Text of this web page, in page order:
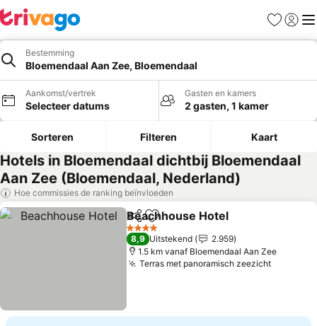
Favorieten
Bestemming
Bloemendaal Aan Zee, Bloemendaal
Aankomst/vertrek
Selecteer datums
Gasten en kamers
2 gasten, 1 kamer
Sorteren Filteren Kaart
Hotels in Bloemendaal dichtbij Bloemendaal
Aan Zee (Bloemendaal, Nederland)
Hoe commissies de ranking beïnvloeden
DelenToevoegen aan favorieten
Beachhouse Hotel
4 Sterren
8,9 Uitstekend
2.959
1.5 km vanaf Bloemendaal Aan Zee
Terras met panoramisch zeezicht